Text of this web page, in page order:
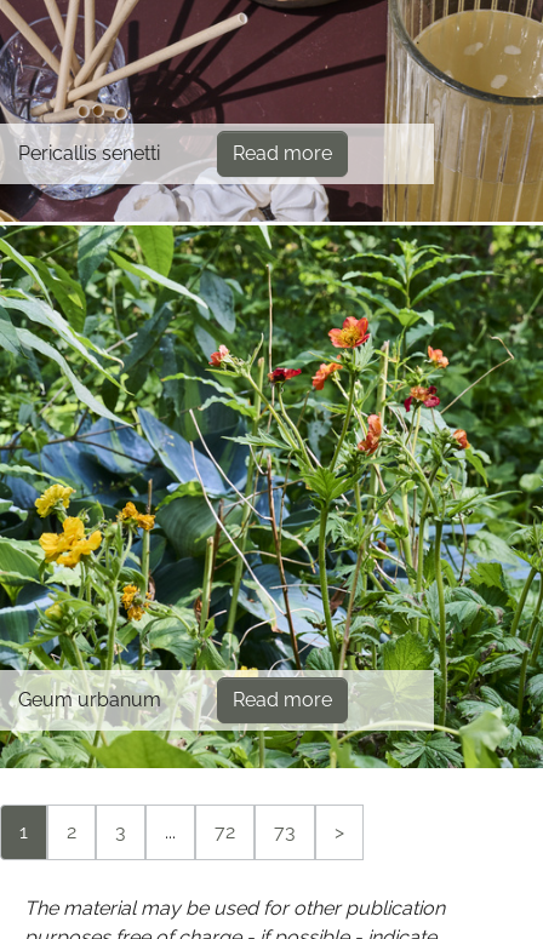
Pericallis senetti Read more
Geum urbanum Read more
1 2 3 ... 72 73 >
The material may be used for other publication